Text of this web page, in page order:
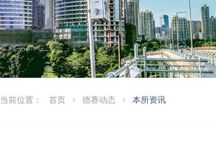
当前位置： 首页 德赛动态 本所资讯